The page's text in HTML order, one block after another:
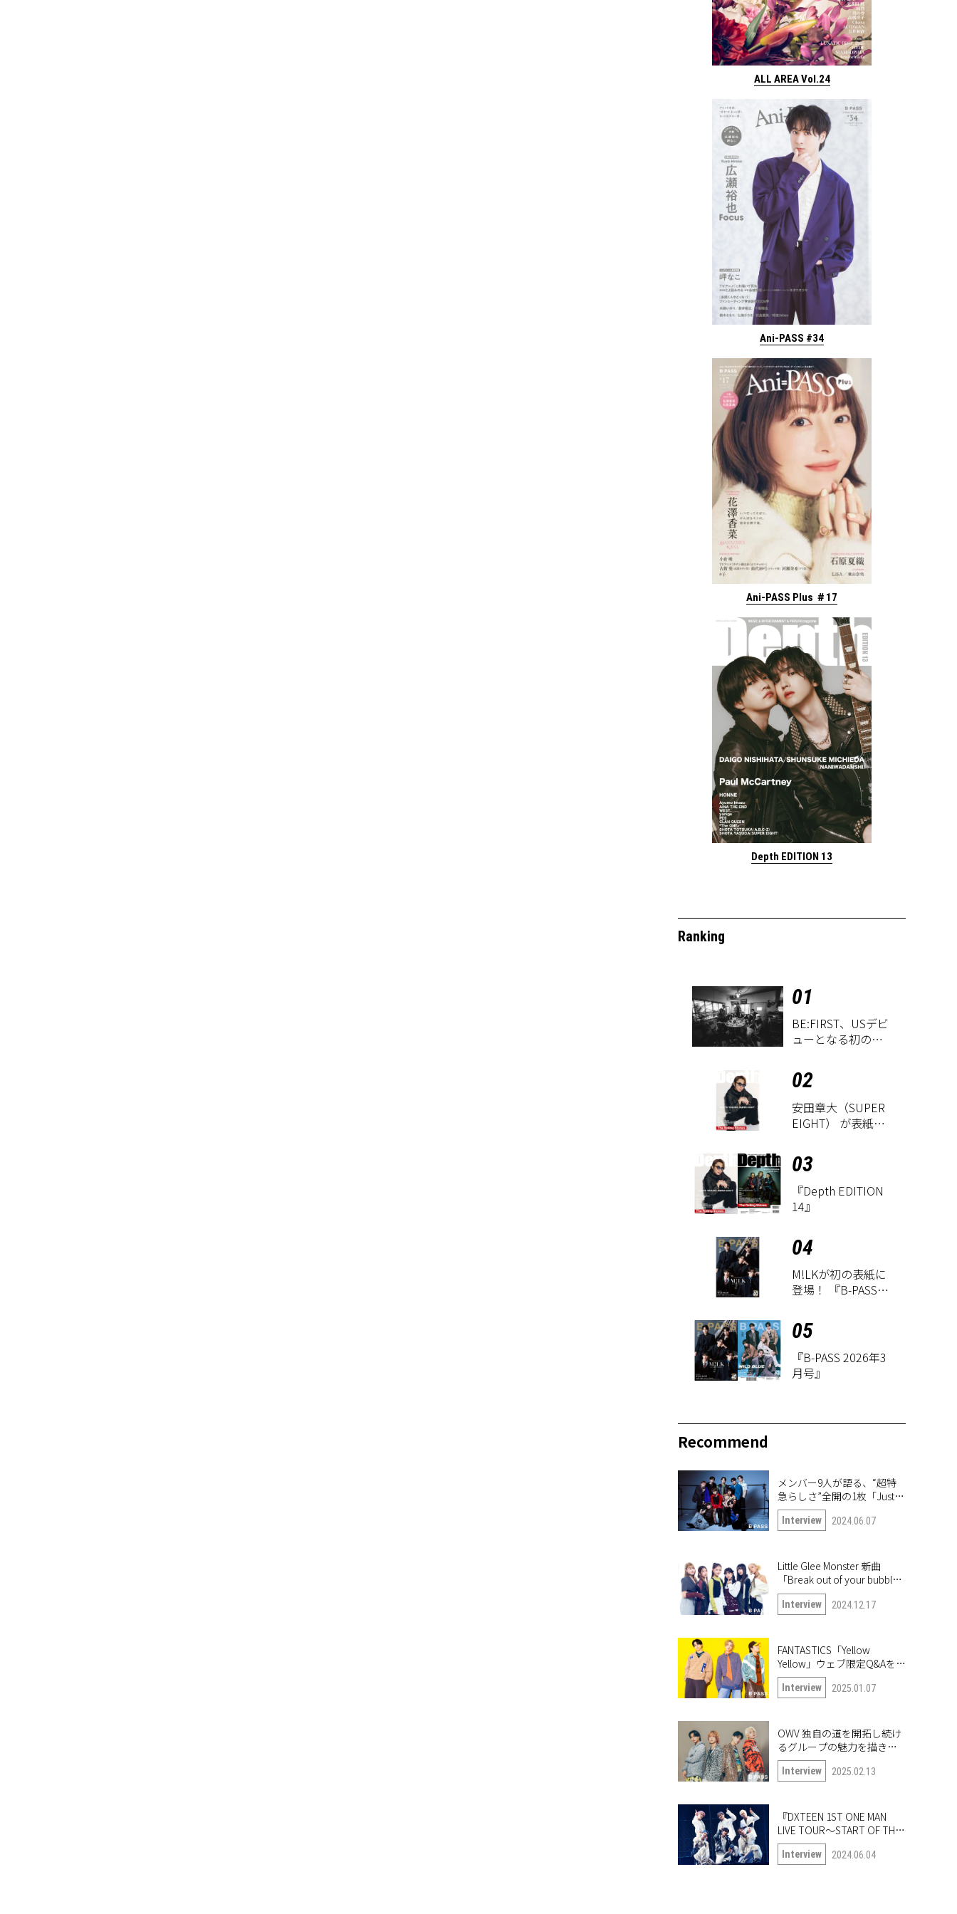
ALL AREA Vol.24
Ani-PASS #34
Ani-PASS Plus ＃17
Depth EDITION 13
Ranking
01
BE:FIRST、USデビ
ューとなる初のグ
EP『WATCH ME』
が9月18日にリリー
ス決定！
02
安田章大（SUPER
EIGHT） が表紙に
EDITION 14』が8
月18日に発売
03
『Depth EDITION
14』
04
M!LKが初の表紙に
登場！ 『B-PASS
月27日に発売
05
『B-PASS 2026年3
月号』
Recommend
メンバー9人が語る、“超特
急らしさ”全開の1枚「Just
like 超特急」
Interview 2024.06.07
Little Glee Monster 新曲
「Break out of your bubble｣
インタビュー。未公開写真
も公開！
Interview 2024.12.17
FANTASTICS「Yellow
Yellow」ウェブ限定Q&Aを公
開！
Interview 2025.01.07
OWV 独自の道を開拓し続け
るグループの魅力を描き出
したナンバー「Frontier」
Interview 2025.02.13
『DXTEEN 1ST ONE MAN
LIVE TOUR〜START OF THE
QUEST〜』開幕！ ツアー中
の6人に突撃!!
Interview 2024.06.04